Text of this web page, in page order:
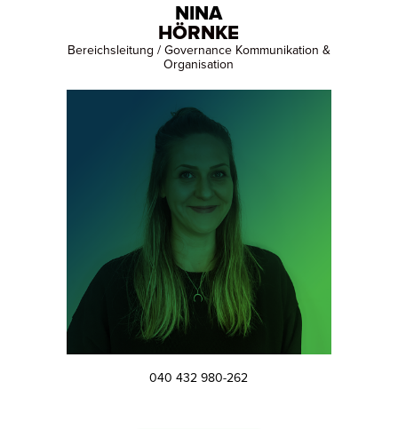
NINA
HÖRNKE
Bereichsleitung / Governance Kommunikation &
Organisation
040 432 980-262